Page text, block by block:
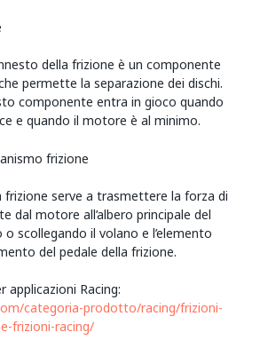
della frizione è un componente
permette la separazione dei dischi.
componente entra in gioco quando
e quando il motore è al minimo.
frizione
frizione serve a trasmettere la forza di
dal motore all’albero principale del
scollegando il volano e l’elemento
del pedale della frizione.
applicazioni Racing:
categoria-prodotto/racing/frizioni-
frizioni-racing/